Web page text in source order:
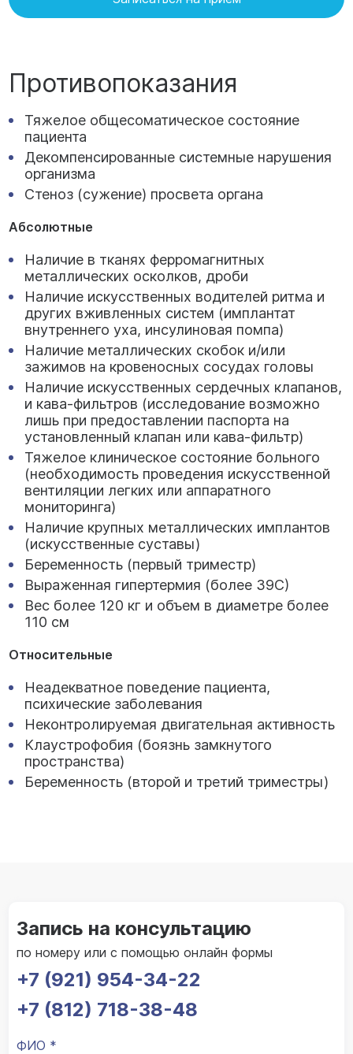
Противопоказания
Тяжелое общесоматическое состояние
пациента
Декомпенсированные системные нарушения
организма
Стеноз (сужение) просвета органа
Абсолютные
Наличие в тканях ферромагнитных
металлических осколков, дроби
Наличие искусственных водителей ритма и
других вживленных систем (имплантат
внутреннего уха, инсулиновая помпа)
Наличие металлических скобок и/или
зажимов на кровеносных сосудах головы
Наличие искусственных сердечных клапанов,
и кава-фильтров (исследование возможно
лишь при предоставлении паспорта на
установленный клапан или кава-фильтр)
Тяжелое клиническое состояние больного
(необходимость проведения искусственной
вентиляции легких или аппаратного
мониторинга)
Наличие крупных металлических имплантов
(искусственные суставы)
Беременность (первый триместр)
Выраженная гипертермия (более 39С)
Вес более 120 кг и объем в диаметре более
110 см
Относительные
Неадекватное поведение пациента,
психические заболевания
Неконтролируемая двигательная активность
Клаустрофобия (боязнь замкнутого
пространства)
Беременность (второй и третий триместры)
Запись на консультацию
по номеру или с помощью онлайн формы
+7 (921) 954-34-22
+7 (812) 718-38-48
ФИО *